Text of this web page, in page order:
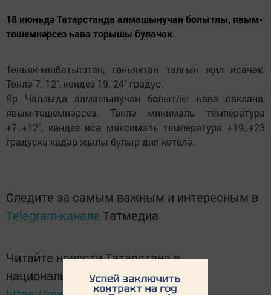
18 июньдә Татарстанда алмашынучан болытлы, явым-
төшемнәрсез һава торышы булачак.
Төньяк-көнбатыштан, төньяктан талгын җил исәчәк.
Төнлә 7. 12˚, көндез 19. 24˚ градус.
Яр Чаллыда алмашынучан болытлы һава саклана,
явым-төшемнәрсез. Төнлә минималь температура
+7..+12˚, көндез исә максималь температура +19..+23
градуска кадәр җылы булыр дип көтелә.
Следите за самым важным и интересным в
Telegram-канале Татмедиа
Читайте новости Татарстана в
национальном мессенджере MАХ: